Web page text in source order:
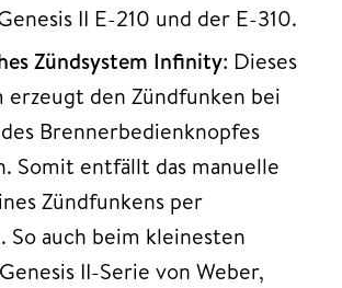
II E-210 und der E-310.
Zündsystem Infinity: Dieses
erzeugt den Zündfunken bei
Brennerbedienknopfes
Somit entfällt das manuelle
Zündfunkens per
So auch beim kleinesten
II-Serie von Weber,